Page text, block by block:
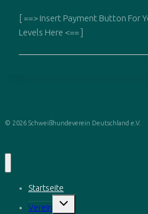
[ ==> Insert Payment Button For
Levels Here <== ]
© 2026 Schweißhundeverein Deutschland e.V.
Startseite
Verein
Untermenü
öffnen